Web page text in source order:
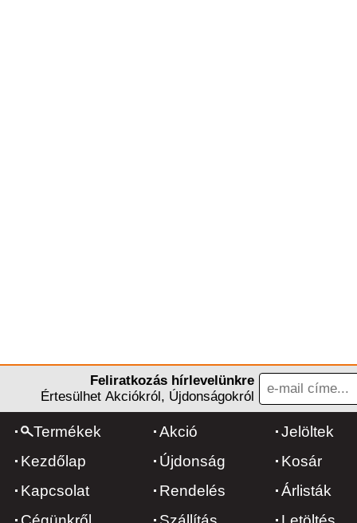
Feliratkozás hírlevelünkre
Értesülhet Akciókról, Újdonságokról
Termékek
Kezdőlap
Kapcsolat
Akció
Újdonság
Rendelés
Jelöltek
Kosár
Árlisták